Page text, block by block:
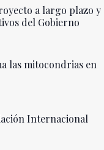
a largo plazo y
del Gobierno
las mitocondrias en
Internacional